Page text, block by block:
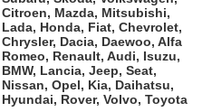
Citroen, Mazda, Mitsubishi,
Lada, Honda, Fiat, Chevrolet,
Chrysler, Dacia, Daewoo, Alfa
Romeo, Renault, Audi, Isuzu,
BMW, Lancia, Jeep, Seat,
Nissan, Opel, Kia, Daihatsu,
Hyundai, Rover, Volvo, Toyota